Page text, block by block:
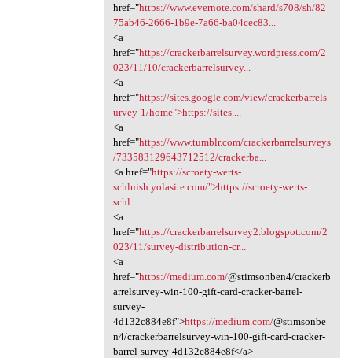
href="https://www.evernote.com/shard/s708/sh/82
75ab46-2666-1b9e-7a66-ba04cec83...
<a
href="https://crackerbarrelsurvey.wordpress.com/2
023/11/10/crackerbarrelsurvey...
<a
href="https://sites.google.com/view/crackerbarrels
urvey-1/home">https://sites....
<a
href="https://www.tumblr.com/crackerbarrelsurveys
/733583129643712512/crackerba...
<a href="https://scroety-werts-
schluish.yolasite.com/">https://scroety-werts-
schl...
<a
href="https://crackerbarrelsurvey2.blogspot.com/2
023/11/survey-distribution-cr...
<a
href="https://medium.com/@stimsonben4/crackerb
arrelsurvey-win-100-gift-card-cracker-barrel-
survey-
4d132c884e8f">https://medium.com/@stimsonbe
n4/crackerbarrelsurvey-win-100-gift-card-cracker-
barrel-survey-4d132c884e8f</a>